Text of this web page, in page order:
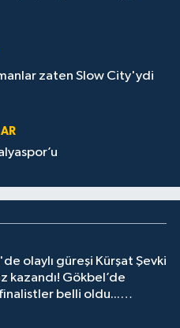
zaten Slow City'ydi
olaylı güreşi Kürşat Şevki
kazandı! Gökbel’de
belli oldu...